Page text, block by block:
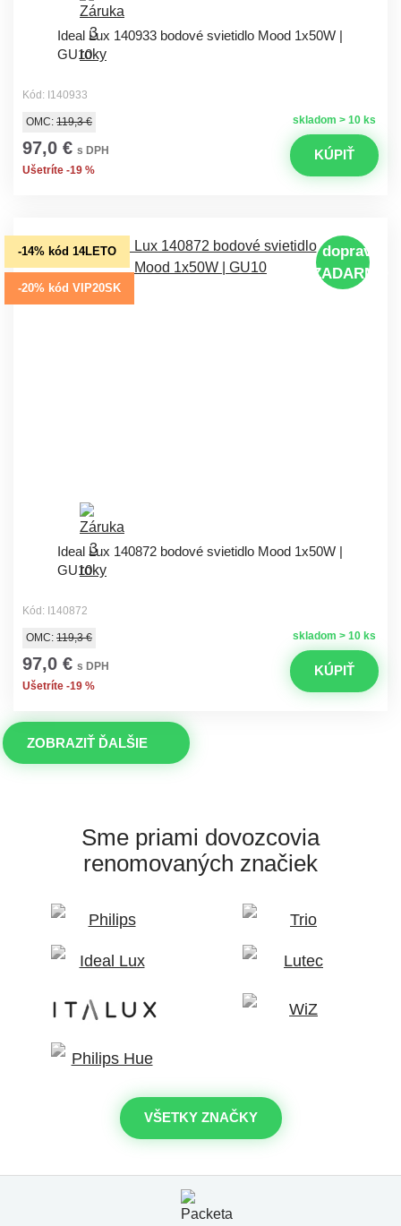
Ideal Lux 140933 bodové svietidlo Mood 1x50W |
GU10
Kód: I140933
skladom > 10 ks
OMC: 119,3 €
97,0 € s DPH
Ušetríte -19 %
KÚPIŤ
-14% kód 14LETO
-20% kód VIP20SK
doprava
ZADARMO
Ideal Lux 140872 bodové svietidlo Mood 1x50W |
GU10
Kód: I140872
skladom > 10 ks
OMC: 119,3 €
97,0 € s DPH
Ušetríte -19 %
KÚPIŤ
ZOBRAZIŤ ĎALŠIE
Sme priami dovozcovia
renomovaných značiek
VŠETKY ZNAČKY